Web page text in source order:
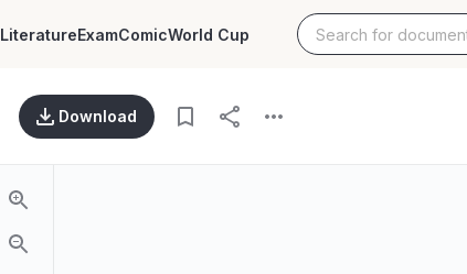
LiteratureExamComicWorld Cup
Download